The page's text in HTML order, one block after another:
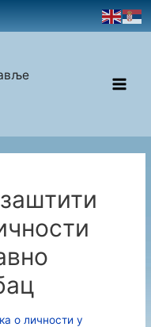
о личности у